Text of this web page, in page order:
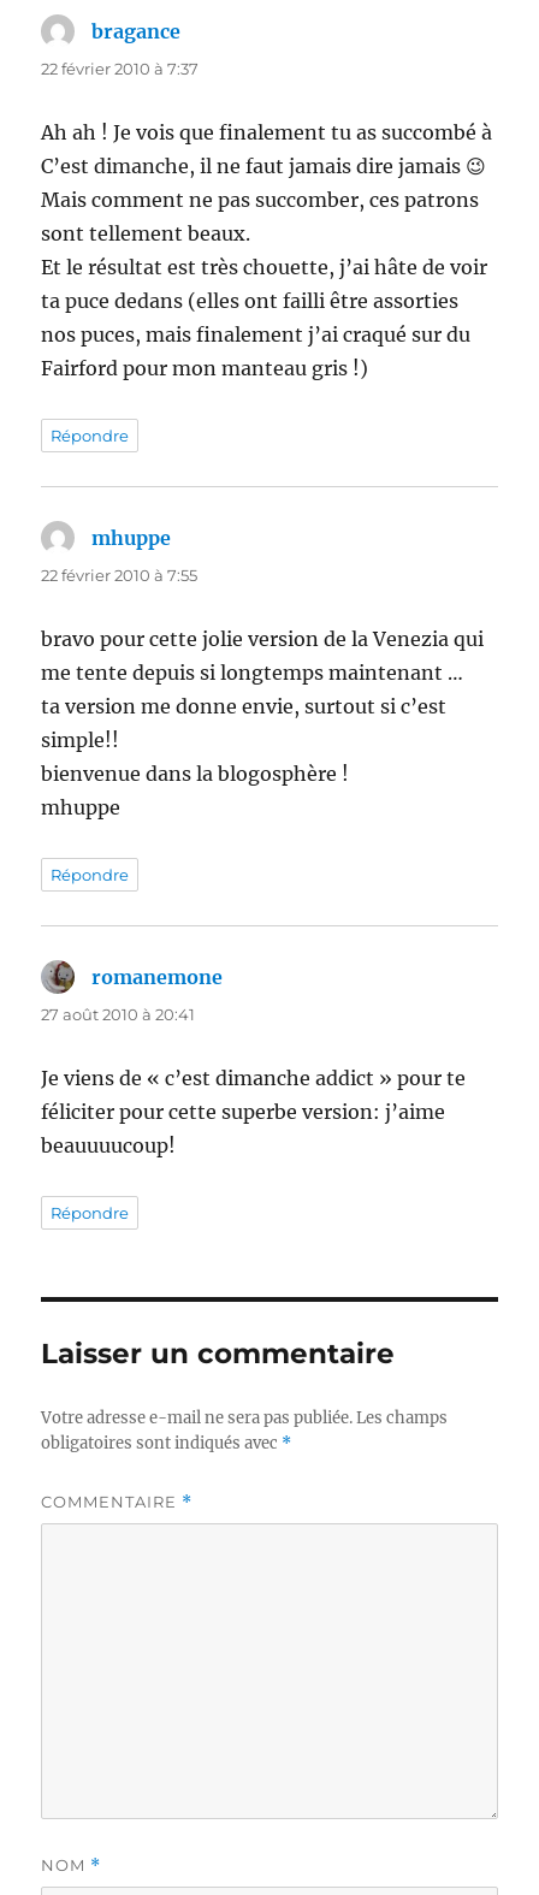
bragance
22 février 2010 à 7:37
Ah ah ! Je vois que finalement tu as succombé à
C’est dimanche, il ne faut jamais dire jamais 😉
Mais comment ne pas succomber, ces patrons
sont tellement beaux.
Et le résultat est très chouette, j’ai hâte de voir
ta puce dedans (elles ont failli être assorties
nos puces, mais finalement j’ai craqué sur du
Fairford pour mon manteau gris !)
Répondre
mhuppe
22 février 2010 à 7:55
bravo pour cette jolie version de la Venezia qui
me tente depuis si longtemps maintenant …
ta version me donne envie, surtout si c’est
simple!!
bienvenue dans la blogosphère !
mhuppe
Répondre
romanemone
27 août 2010 à 20:41
Je viens de « c’est dimanche addict » pour te
féliciter pour cette superbe version: j’aime
beauuuucoup!
Répondre
Laisser un commentaire
Votre adresse e-mail ne sera pas publiée. Les champs
obligatoires sont indiqués avec *
COMMENTAIRE *
NOM *